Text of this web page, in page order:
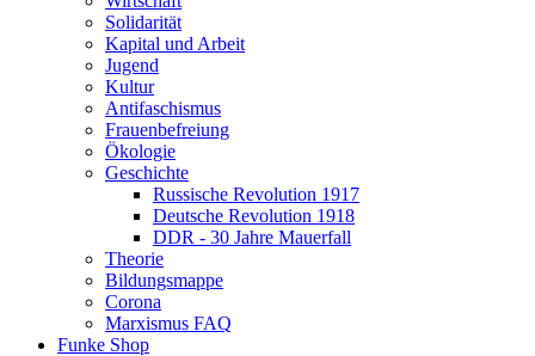
Solidarität
Kapital und Arbeit
Jugend
Kultur
Antifaschismus
Frauenbefreiung
Ökologie
Geschichte
Russische Revolution 1917
Deutsche Revolution 1918
DDR - 30 Jahre Mauerfall
Theorie
Bildungsmappe
Corona
Marxismus FAQ
Funke Shop